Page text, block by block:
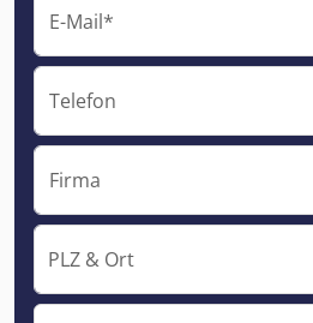
E-Mail*
Telefon
Firma
PLZ & Ort